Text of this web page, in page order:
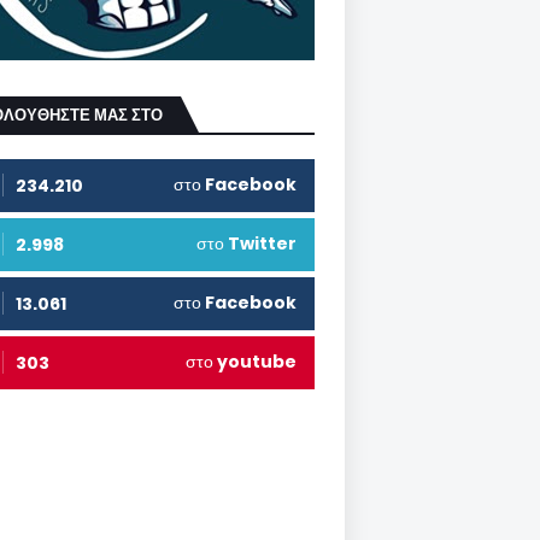
ΜΑΣ ΣΤΟ
234.210 στο Facebook
2.998 στο Twitter
13.061 στο Facebook
303 στοyoutube